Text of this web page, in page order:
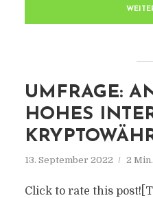
UMFRAGE:
HOHES
13. September 2022 2
Click to rate this